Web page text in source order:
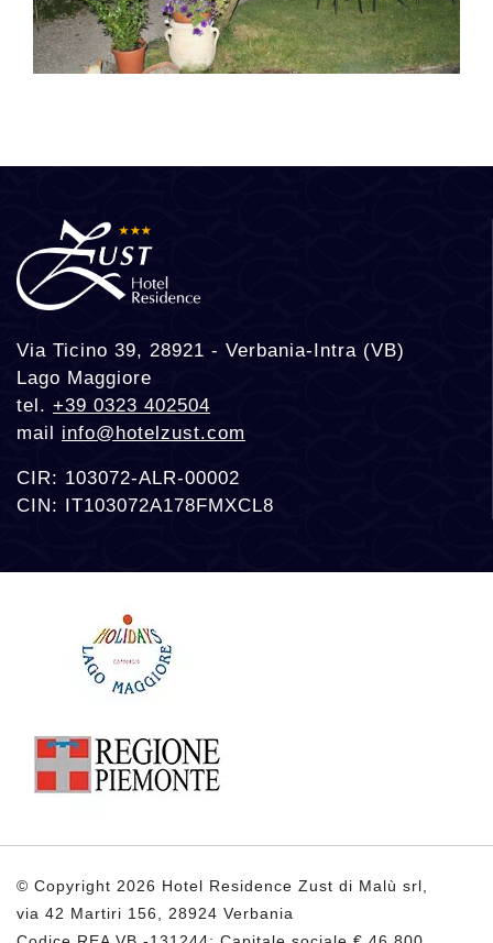
Via Ticino 39, 28921 - Verbania-Intra (VB)
Lago Maggiore
tel. +39 0323 402504
mail info@hotelzust.com
CIR: 103072-ALR-00002
CIN: IT103072A178FMXCL8
© Copyright 2026 Hotel Residence Zust di Malù srl,
via 42 Martiri 156, 28924 Verbania